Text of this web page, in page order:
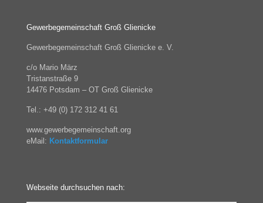
Gewerbegemeinschaft Groß Glienicke
Gewerbegemeinschaft Groß Glienicke e. V.
c/o Mario März
Tristanstraße 9
14476 Potsdam – OT Groß Glienicke
Tel.: +49 (0) 172 312 41 61
www.gewerbegemeinschaft.org
eMail: Kontaktformular
Webseite durchsuchen nach: